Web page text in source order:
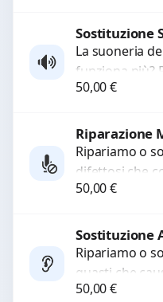
Sostituzione
La suoneria
funziona più?
a moduli
50,00€
Riparazione
Ripariamo o
difettosi che
audio delle
di...
50,00€
Sostituzione
Ripariamo o
guasti che
basso o
50,00€